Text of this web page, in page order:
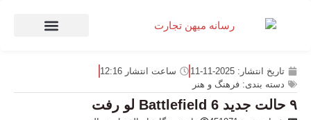
تاریخ انتشار: 2025-11-11 ساعت انتشار 12:16
دسته بندی: فرهنگ و هنر
۹ حالت جدید Battlefield 6 لو رفت